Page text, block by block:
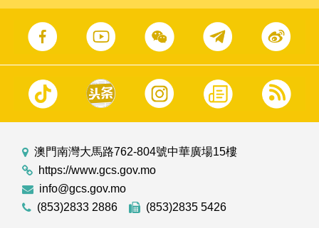
澳門南灣大馬路762-804號中華廣場15樓
https://www.gcs.gov.mo
info@gcs.gov.mo
(853)2833 2886
(853)2835 5426